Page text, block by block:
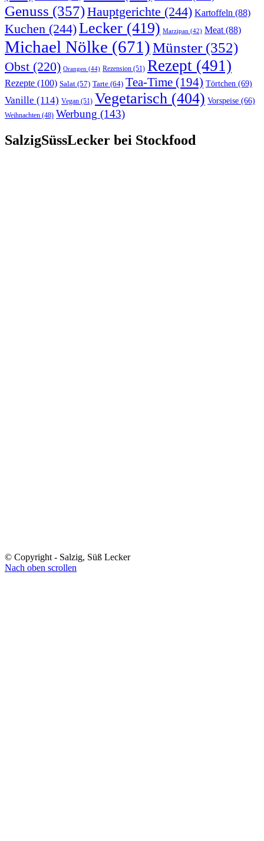
Genuss (357)Hauptgerichte (244) Kartoffeln (88)
Kuchen (244)Lecker (419) Marzipan (42) Meat(88)
Michael Nölke (671)Münster(352)
Obst (220) Orangen (44) Rezension (51) Rezept (491)
Rezepte (100) Salat (57) Tarte (64) Tea-Time (194) Törtchen (69)
Vanille (114) Vegan (51) Vegetarisch (404) Vorspeise (66)
Weihnachten (48) Werbung (143)
SalzigSüssLecker bei Stockfood
© Copyright - Salzig, Süß Lecker
Nach oben scrollen